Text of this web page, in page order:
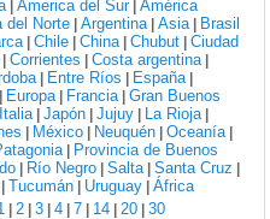
| America del Sur| América
del Norte Argentina| Asia| Brasil
| Chile China| Chubut Ciudad
Corrientes Costa argentina|
| Entre Ríos España|
Europa| Francia| Gran Buenos
Italia| Japón Jujuy La Rioja|
México Neuquén Oceanía|
|
Provincia de Buenos
Río Negro Salta| Santa Cruz
Tucumán Uruguay África
2 3 4 7 14 20 30